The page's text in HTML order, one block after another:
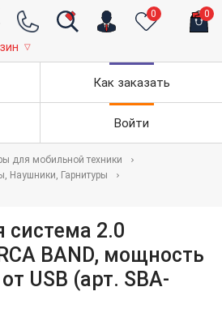
0 0
▽
Как заказать
Войти
для мобильной техники
Наушники, Гарнитуры
система 2.0
BAND, мощность
USB (арт. SBA-